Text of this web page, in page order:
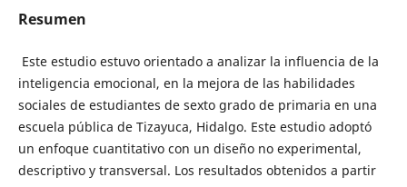
Resumen
Este estudio estuvo orientado a analizar la influencia de la
inteligencia emocional, en la mejora de las habilidades
sociales de estudiantes de sexto grado de primaria en una
escuela pública de Tizayuca, Hidalgo. Este estudio adoptó
un enfoque cuantitativo con un diseño no experimental,
descriptivo y transversal. Los resultados obtenidos a partir